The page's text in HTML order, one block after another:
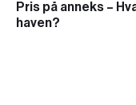
Pris på anneks –
haven?